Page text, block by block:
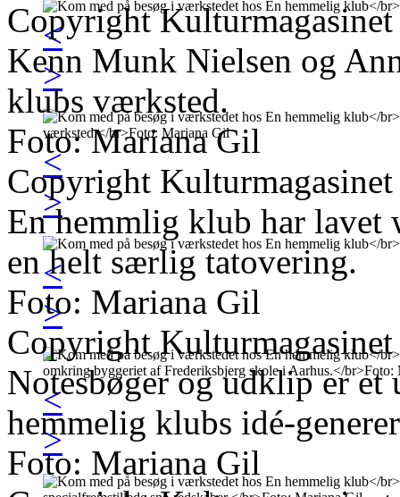
<
>
<
>
<
>
<
>
Copyright
Kenn Munk Nielsen og
klubs værksted.
Foto: Mariana Gil
Copyright
En hemmlig klub har lavet
en helt særlig tatovering.
Foto: Mariana Gil
Copyright
Notesbøger og udklip er
hemmelig klubs idé-
Foto: Mariana Gil